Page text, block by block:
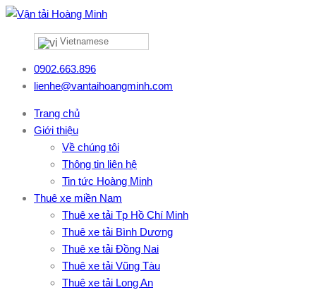
Vietnamese
0902.663.896
lienhe@vantaihoangminh.com
Trang chủ
Giới thiệu
Về chúng tôi
Thông tin liên hệ
Tin tức Hoàng Minh
Thuê xe miền Nam
Thuê xe tải Tp Hồ Chí Minh
Thuê xe tải Bình Dương
Thuê xe tải Đồng Nai
Thuê xe tải Vũng Tàu
Thuê xe tải Long An